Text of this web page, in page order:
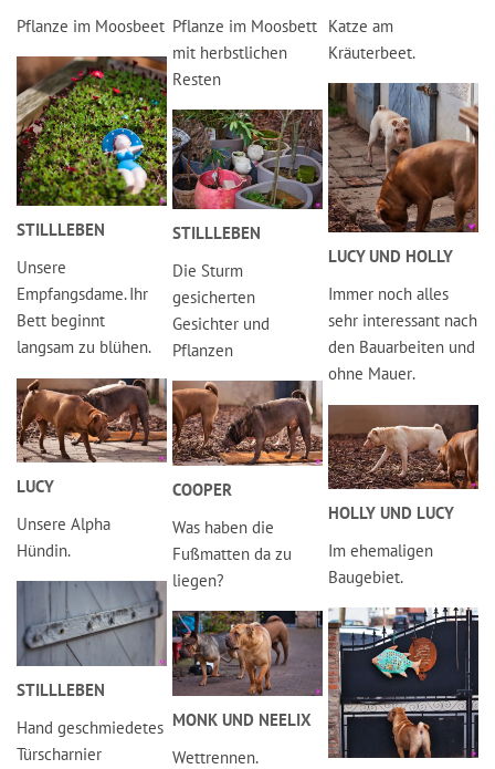
Pflanze im Moosbeet
STILLLEBEN
Unsere
Empfangsdame. Ihr
Bett beginnt
langsam zu blühen.
LUCY
Unsere Alpha
Hündin.
STILLLEBEN
Hand geschmiedetes
Türscharnier
Pflanze im Moosbett
mit herbstlichen
Resten
STILLLEBEN
Die Sturm
gesicherten
Gesichter und
Pflanzen
COOPER
Was haben die
Fußmatten da zu
liegen?
MONK UND NEELIX
Wettrennen.
Katze am
Kräuterbeet.
LUCY UND HOLLY
Immer noch alles
sehr interessant nach
den Bauarbeiten und
ohne Mauer.
HOLLY UND LUCY
Im ehemaligen
Baugebiet.